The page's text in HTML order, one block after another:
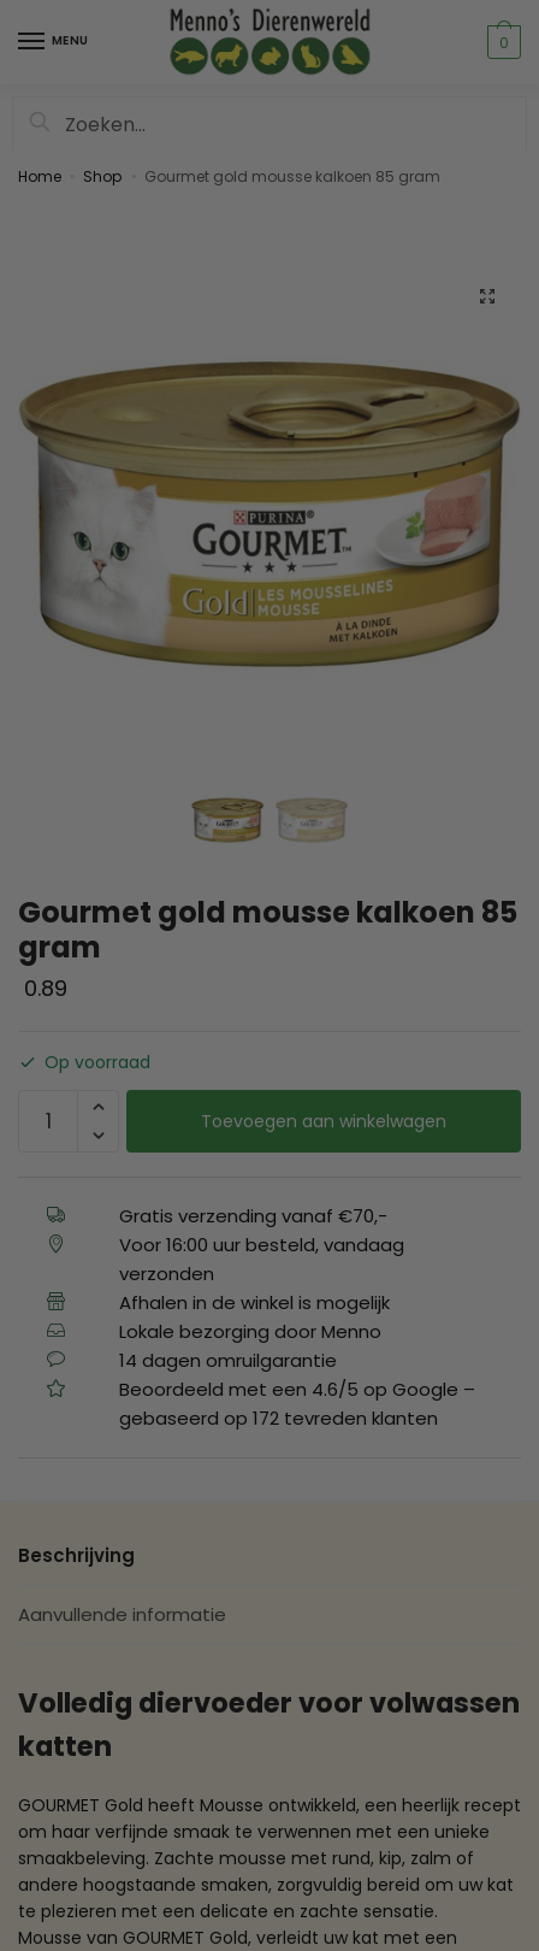
MENU 0
Home Shop Gourmet gold mousse kalkoen 85 gram
Gourmet gold mousse kalkoen 85
gram
0.89
Op voorraad
Toevoegen aan winkelwagen
Gratis verzending vanaf €70,-
Voor 16:00 uur besteld, vandaag
verzonden
Afhalen in de winkel is mogelijk
Lokale bezorging door Menno
14 dagen omruilgarantie
Beoordeeld met een 4.6/5 op Google –
gebaseerd op 172 tevreden klanten
Beschrijving
Aanvullende informatie
Volledig diervoeder voor volwassen
katten
GOURMET Gold heeft Mousse ontwikkeld, een heerlijk recept
om haar verfijnde smaak te verwennen met een unieke
smaakbeleving. Zachte mousse met rund, kip, zalm of
andere hoogstaande smaken, zorgvuldig bereid om uw kat
te plezieren met een delicate en zachte sensatie.
Mousse van GOURMET Gold, verleidt uw kat met een